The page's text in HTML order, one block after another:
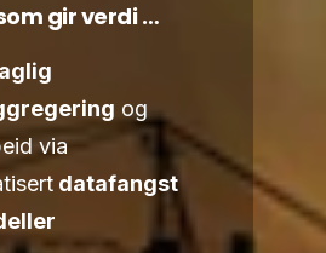
gir verdi …
og
via
datafangst